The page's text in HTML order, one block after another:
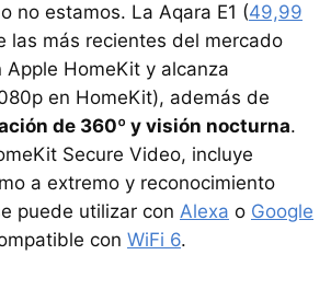
no estamos. La Aqara E1 (49,99
las más recientes del mercado
HomeKit y alcanza
en HomeKit), además de
de 360º y visión nocturna.
Secure Video, incluye
a extremo y reconocimiento
puede utilizar con Alexa o Google
con WiFi 6.